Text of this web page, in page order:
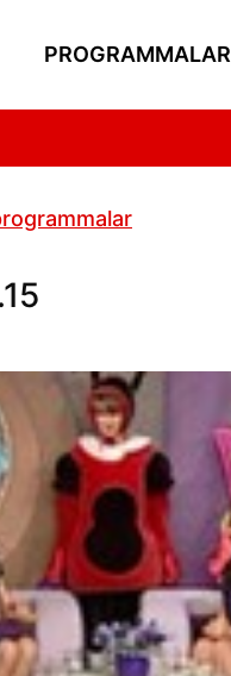
PROGRAMMALAR